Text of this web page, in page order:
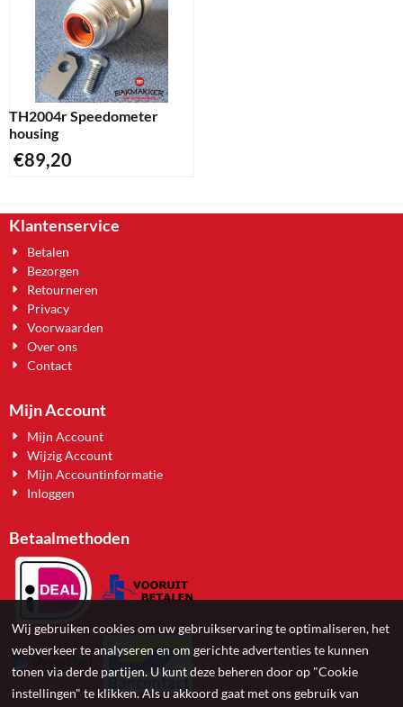
TH2004r Speedometer
housing
€89,20
Klantenservice
Betalen
Bezorgen
Retourneren
Privacy
Voorwaarden
Over ons
Contact
Mijn Account
Mijn Account
Wijzig Account
Mijn Accountinformatie
Inloggen
Betaalmethoden
Wij gebruiken cookies om uw gebruikservaring te optimaliseren, het
webverkeer te analyseren en om gerichte advertenties te kunnen
tonen via derde partijen. U kunt deze beheren door op "Cookie
instellingen" te klikken. Als u akkoord gaat met ons gebruik van